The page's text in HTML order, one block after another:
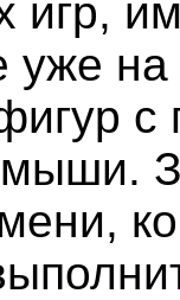
игр,
уже